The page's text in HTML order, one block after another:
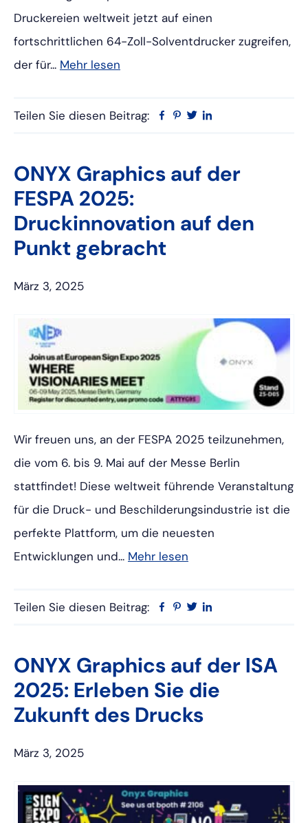
Druckereien weltweit jetzt auf einen
fortschrittlichen 64-Zoll-Solventdrucker zugreifen,
der für... Mehr lesen
Teilen Sie diesen Beitrag: Facebook
Pinterest
Twitter
ONYX Graphics auf der
FESPA 2025:
Druckinnovation auf den
Punkt gebracht
März 3, 2025
Wir freuen uns, an der FESPA 2025 teilzunehmen,
die vom 6. bis 9. Mai auf der Messe Berlin
stattfindet! Diese weltweit führende Veranstaltung
für die Druck- und Beschilderungsindustrie ist die
perfekte Plattform, um die neuesten
Entwicklungen und... Mehr lesen
Teilen Sie diesen Beitrag: Facebook
Pinterest
Twitter
ONYX Graphics auf der ISA
2025: Erleben Sie die
Zukunft des Drucks
März 3, 2025